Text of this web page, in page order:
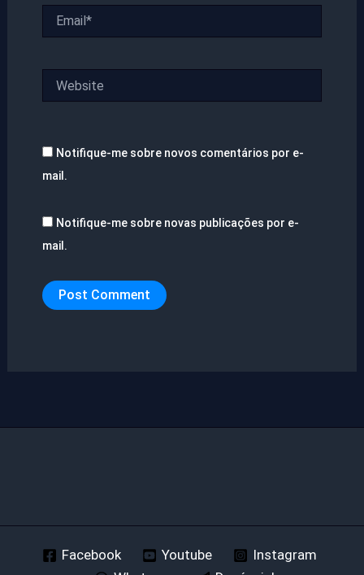
Notifique-me sobre novos comentários por e-
mail.
Notifique-me sobre novas publicações por e-
mail.
Facebook Youtube
Instagram